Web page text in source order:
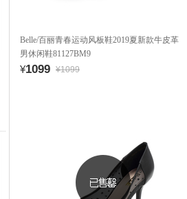
Belle/百丽青春运动风板鞋2019夏新款牛皮革
男休闲鞋81127BM9
¥1099 ¥1099